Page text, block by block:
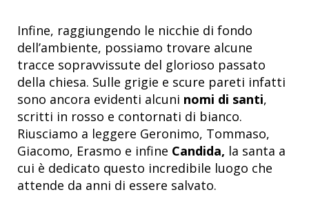
Infine, raggiungendo le nicchie di fondo
dell’ambiente, possiamo trovare alcune
tracce sopravvissute del glorioso passato
della chiesa. Sulle grigie e scure pareti infatti
sono ancora evidenti alcuni nomi di santi,
scritti in rosso e contornati di bianco.
Riusciamo a leggere Geronimo, Tommaso,
Giacomo, Erasmo e infine Candida, la santa a
cui è dedicato questo incredibile luogo che
attende da anni di essere salvato.